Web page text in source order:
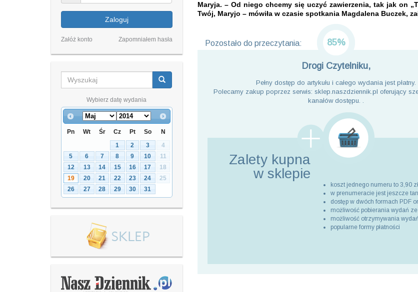
Zaloguj
Załóż konto Zapomniałem hasła
Wybierz datę wydania
Pn Wt Śr Cz Pt So
N
1
2 3
4
5
6 7 8 9 10
11
12
13 14 15 16 17
18
19
20 21 22 23 24
25
26
27 28 29 30 31
Maryja. – Od niego chcemy się uczyć zawierzenia, tak jak on
Twój, Maryjo – mówiła w czasie spotkania Magdalena Buczek,
Pozostało do przeczytania: 85%
Drogi Czytelniku,
Pełny dostęp do artykułu i całego wydania jest płatny.
Polecamy zakup poprzez serwis: sklep.naszdziennik.pl oferujący
kanałów dostępu. .
Zalety kupna
w sklepie
koszt jednego numeru to 3,90 zł
w prenumeracie jest jeszcze
dostęp w dwóch formach PDF
możliwość pobierania wydań
możliwość otrzymywania
popularne formy płatności